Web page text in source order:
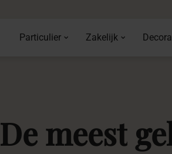
Particulier Zakelijk
De meest